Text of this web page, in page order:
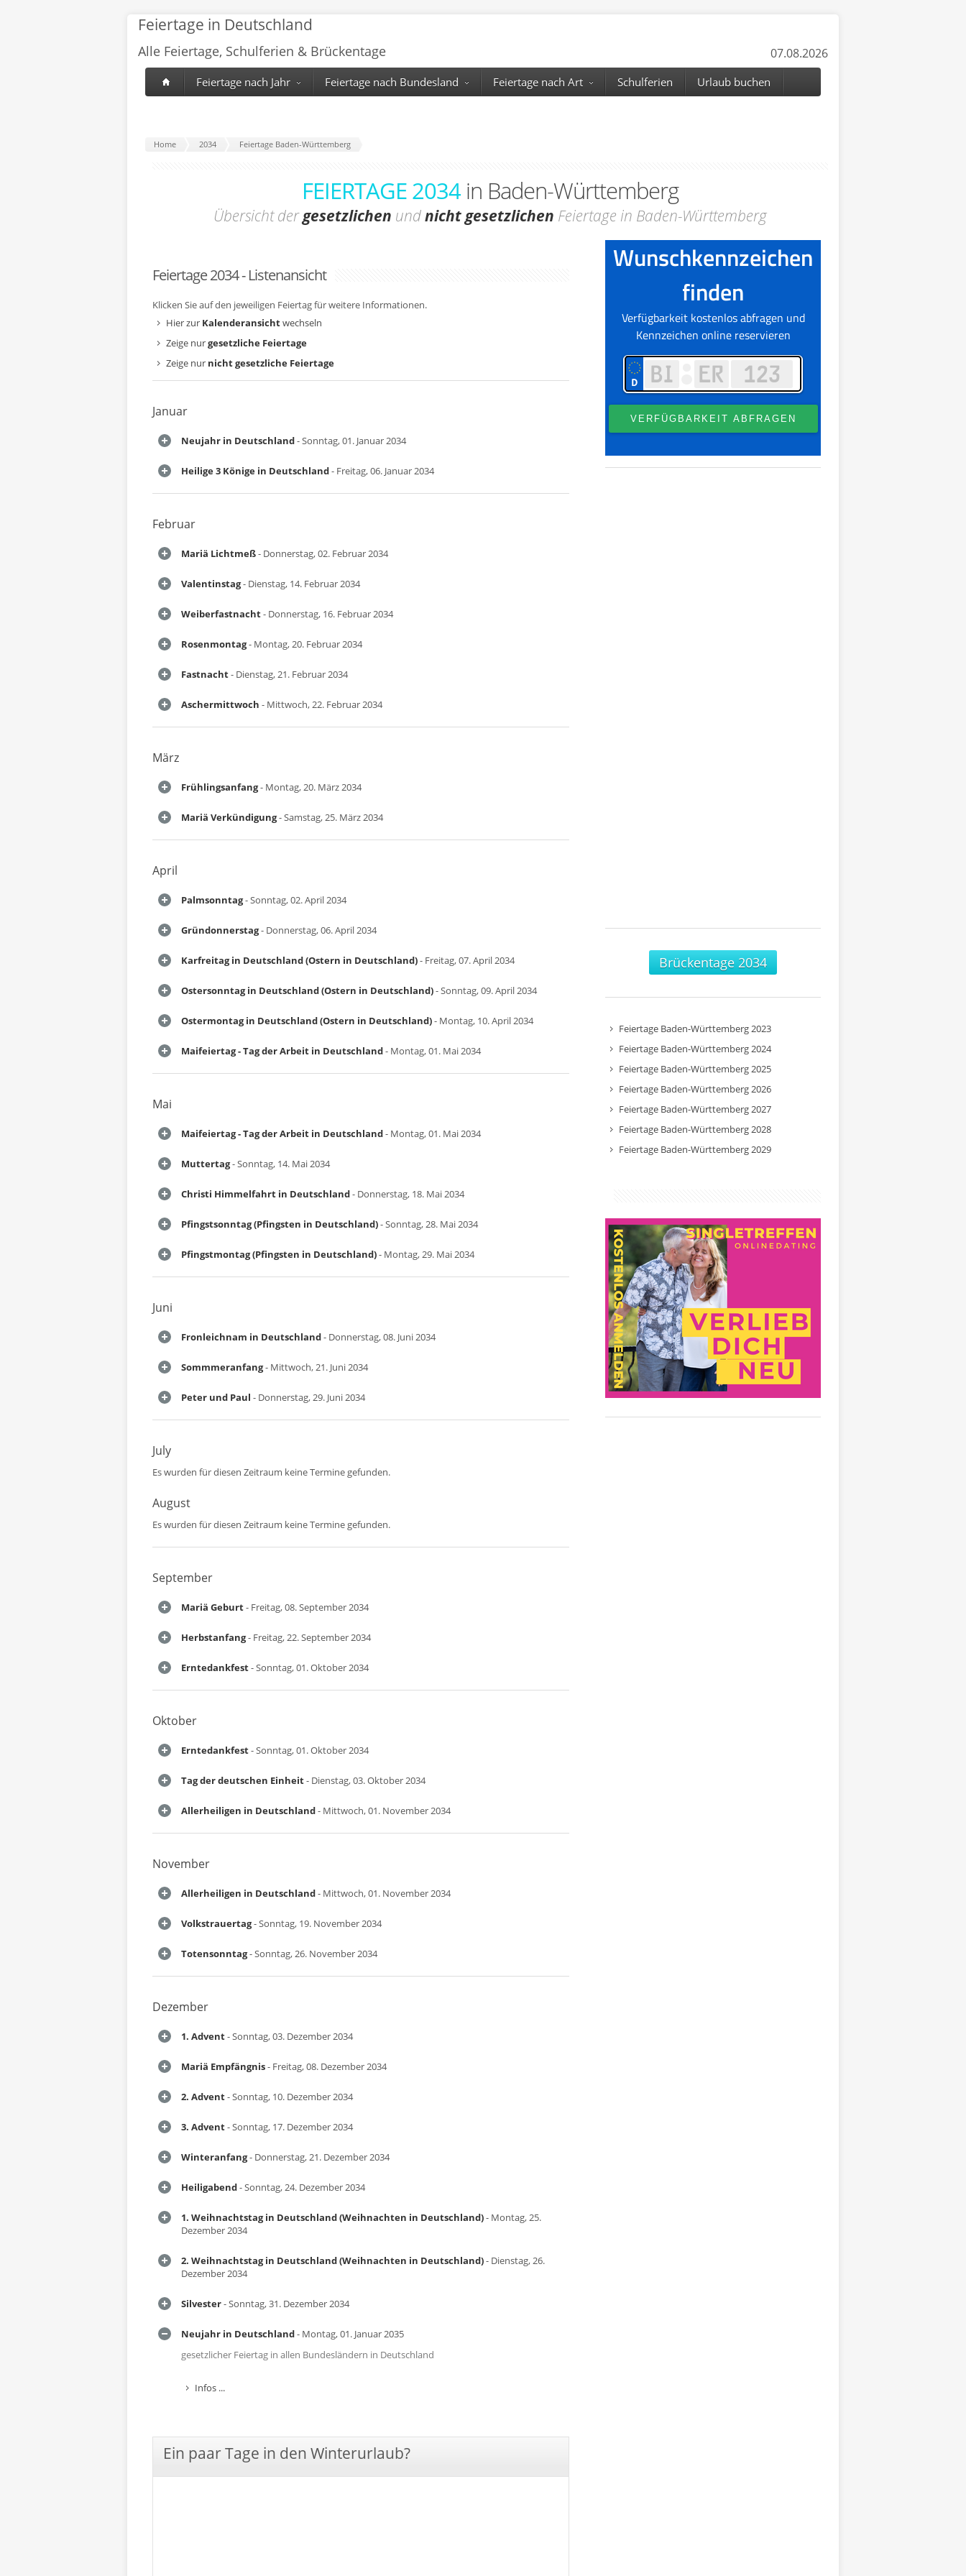
Feiertage in Deutschland
Alle Feiertage, Schulferien & Brückentage 07.08.2026
Feiertage nach Jahr Feiertage nach Bundesland Feiertage nach Art Schulferien Urlaub buchen
Home 2034 Feiertage Baden-Württemberg
FEIERTAGE 2034in Baden-Württemberg
Übersicht dergesetzlichen undnicht gesetzlichen Feiertage in Baden-Württemberg
Feiertage 2034 - Listenansicht
Klicken Sie auf den jeweiligen Feiertag für weitere Informationen.
Hier zur Kalenderansichtwechseln
Zeige nurgesetzliche Feiertage
Zeige nur nicht gesetzliche Feiertage
Januar
Neujahr in Deutschland- Sonntag, 01. Januar 2034
Heilige 3 Könige in Deutschland- Freitag, 06. Januar 2034
Februar
Mariä Lichtmeß- Donnerstag, 02. Februar 2034
Valentinstag- Dienstag, 14. Februar 2034
Weiberfastnacht- Donnerstag, 16. Februar 2034
Rosenmontag- Montag, 20. Februar 2034
Fastnacht- Dienstag, 21. Februar 2034
Aschermittwoch - Mittwoch, 22. Februar 2034
März
Frühlingsanfang- Montag, 20. März 2034
Mariä Verkündigung- Samstag, 25. März 2034
April
Palmsonntag- Sonntag, 02. April 2034
Gründonnerstag- Donnerstag, 06. April 2034
Karfreitag in Deutschland (Ostern in Deutschland)- Freitag, 07. April 2034
Ostersonntag in Deutschland (Ostern in Deutschland)- Sonntag, 09. April 2034
Ostermontag in Deutschland (Ostern in Deutschland)- Montag, 10. April 2034
Maifeiertag - Tag der Arbeit in Deutschland- Montag, 01. Mai 2034
Mai
Maifeiertag - Tag der Arbeit in Deutschland- Montag, 01. Mai 2034
Muttertag- Sonntag, 14. Mai 2034
Christi Himmelfahrt in Deutschland- Donnerstag, 18. Mai 2034
Pfingstsonntag (Pfingsten in Deutschland)- Sonntag, 28. Mai 2034
Pfingstmontag (Pfingsten in Deutschland)- Montag, 29. Mai 2034
Juni
Fronleichnam in Deutschland- Donnerstag, 08. Juni 2034
Sommmeranfang- Mittwoch, 21. Juni 2034
Peter und Paul - Donnerstag, 29. Juni 2034
July
Es wurden für diesen Zeitraum keine Termine gefunden.
August
Es wurden für diesen Zeitraum keine Termine gefunden.
September
Mariä Geburt- Freitag, 08. September 2034
Herbstanfang- Freitag, 22. September 2034
Erntedankfest- Sonntag, 01. Oktober 2034
Oktober
Erntedankfest- Sonntag, 01. Oktober 2034
Tag der deutschen Einheit- Dienstag, 03. Oktober 2034
Allerheiligen in Deutschland- Mittwoch, 01. November 2034
November
Allerheiligen in Deutschland- Mittwoch, 01. November 2034
Volkstrauertag- Sonntag, 19. November 2034
Totensonntag- Sonntag, 26. November 2034
Dezember
1. Advent- Sonntag, 03. Dezember 2034
Mariä Empfängnis- Freitag, 08. Dezember 2034
2. Advent- Sonntag, 10. Dezember 2034
3. Advent- Sonntag, 17. Dezember 2034
Winteranfang- Donnerstag, 21. Dezember 2034
Heiligabend- Sonntag, 24. Dezember 2034
1. Weihnachtstag in Deutschland (Weihnachten in Deutschland)- Montag, 25.
Dezember 2034
2. Weihnachtstag in Deutschland (Weihnachten in Deutschland)- Dienstag, 26.
Dezember 2034
Silvester- Sonntag, 31. Dezember 2034
Neujahr in Deutschland- Montag, 01. Januar 2035
gesetzlicher Feiertag in allen Bundesländern in Deutschland
Infos ...
Ein paar Tage in den Winterurlaub?
Brückentage 2034
Feiertage Baden-Württemberg 2023
Feiertage Baden-Württemberg 2024
Feiertage Baden-Württemberg 2025
Feiertage Baden-Württemberg 2026
Feiertage Baden-Württemberg 2027
Feiertage Baden-Württemberg 2028
Feiertage Baden-Württemberg 2029